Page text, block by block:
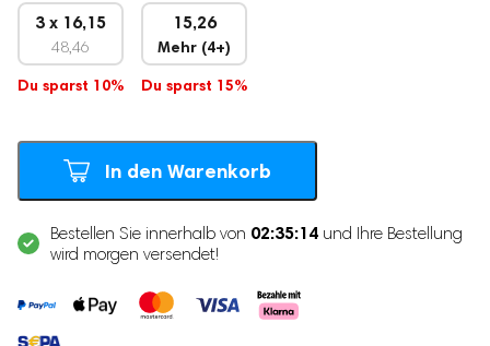
3 x 16,15
48,46
Du sparst 10%
15,26
Mehr (4+)
Du sparst 15%
In den Warenkorb
Bestellen Sie innerhalb von 02:35:14 und Ihre Bestellung
wird morgen versendet!
Stilltücher
Still-BHs
Tragbarer Muttermilch-Kühler
Schwangerschaftskissen
Fetal-Doppler